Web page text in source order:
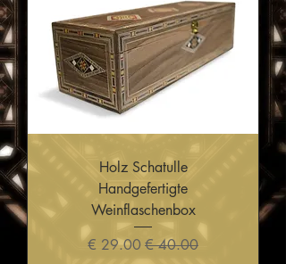
Holz Schatulle
Handgefertigte
Weinflaschenbox
سعر عاديسعر البيع